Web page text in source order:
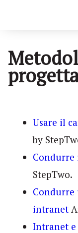
Usare il
by
StepTwo.
Condurre
intranet
Intranet